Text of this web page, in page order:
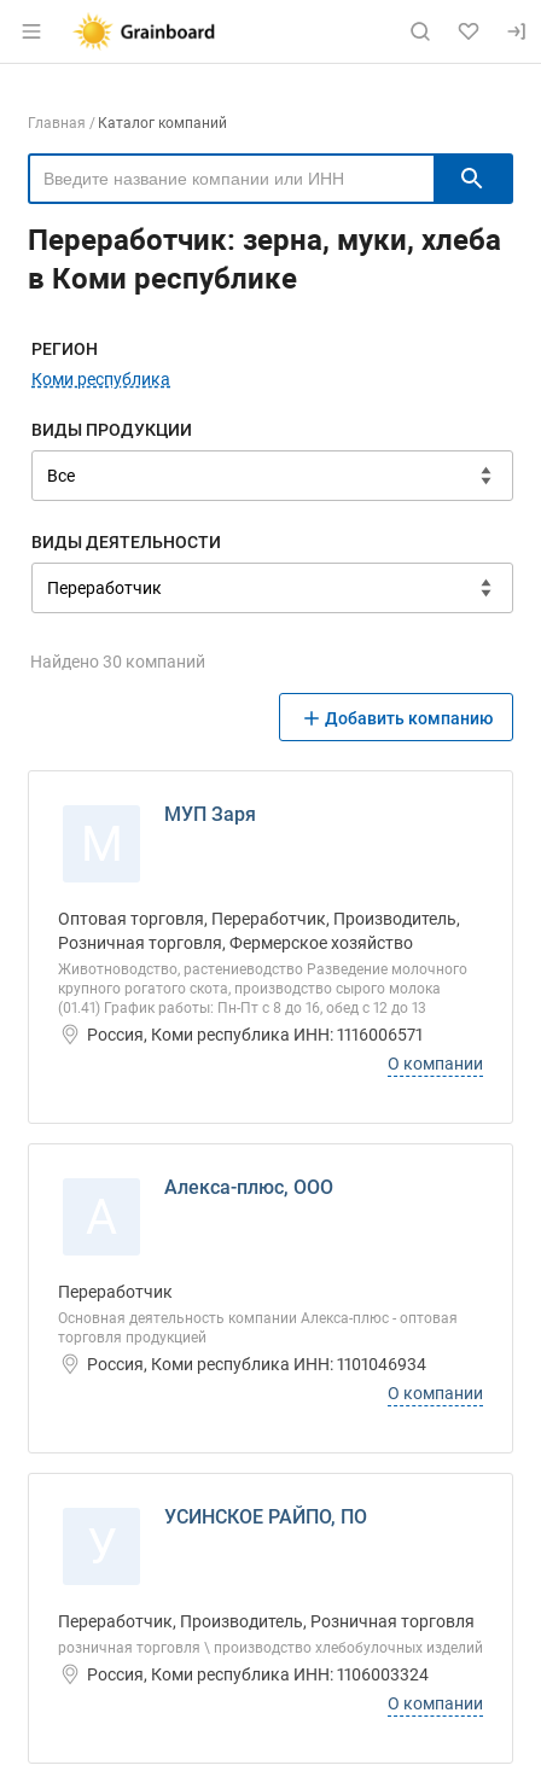
Раздел навигации по сайту
Навигация по компаниям
Главная Каталог компаний
Переработчик: зерна, муки, хлеба
в Коми республике
Меню навигации
РЕГИОН
Коми республика
ВИДЫ ПРОДУКЦИИ
ВИДЫ ДЕЯТЕЛЬНОСТИ
Найдено 30 компаний
Добавить компанию
МУП Заря
Оптовая торговля, Переработчик, Производитель,
Розничная торговля, Фермерское хозяйство
Животноводство, растениеводство Разведение молочного
крупного рогатого скота, производство сырого молока
(01.41) График работы: Пн-Пт с 8 до 16, обед с 12 до 13
Россия, Коми республика ИНН: 1116006571
О компании
Алекса-плюс, ООО
Переработчик
Основная деятельность компании Алекса-плюс - оптовая
торговля продукцией
Россия, Коми республика ИНН: 1101046934
О компании
УСИНСКОЕ РАЙПО, ПО
Переработчик, Производитель, Розничная торговля
розничная торговля \ производство хлебобулочных изделий
Россия, Коми республика ИНН: 1106003324
О компании